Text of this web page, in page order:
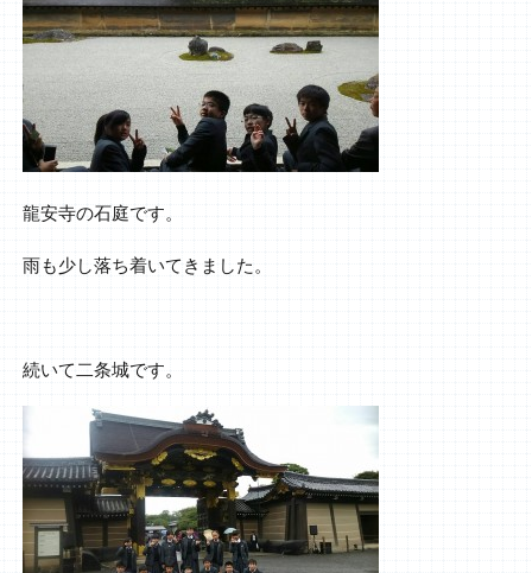
龍安寺の石庭です。
雨も少し落ち着いてきました。
続いて二条城です。